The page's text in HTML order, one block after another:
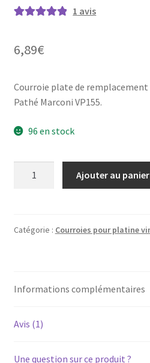
notation
1 avis
6,89€
Courroie plate de
Pathé Marconi VP155.
96 en stock
VP-
pour
vinyle
Ajouter au panier
Catégorie : Courroies pour platine
Informations complémentaires
Avis (1)
Une question sur ce produit ?